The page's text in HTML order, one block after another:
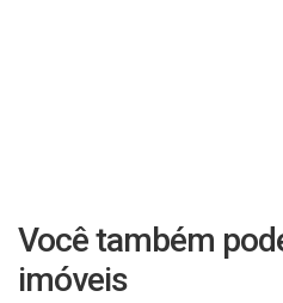
Você também
imóveis